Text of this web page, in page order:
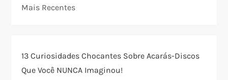
ç
Mais Recentes
13 Curiosidades Chocantes Sobre Acarás-Discos
Que Você NUNCA Imaginou!